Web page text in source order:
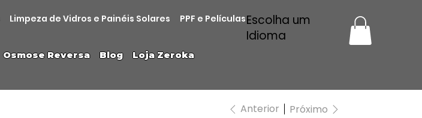
Limpeza de Vidros e Painéis Solares PPF e PelículasEscolha um
Idioma
Osmose Reversa Blog Loja Zeroka
Anterior Próximo